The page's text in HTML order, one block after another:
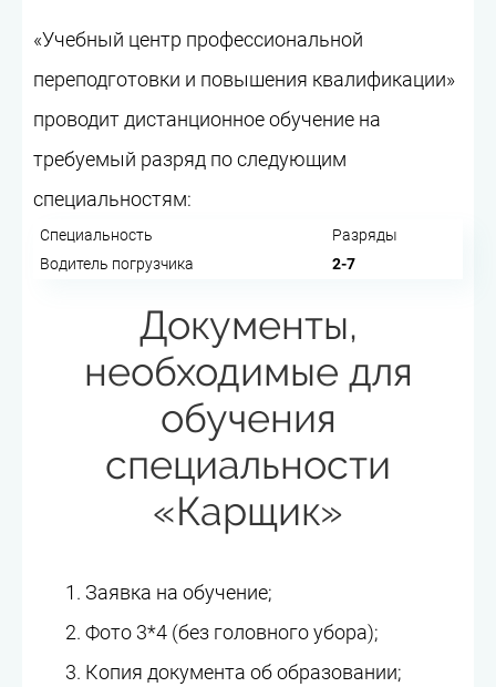
«Учебный центр профессиональной
переподготовки и повышения квалификации»
проводит дистанционное обучение на
требуемый разряд по следующим
специальностям:
Специальность
Разряды
Водитель погрузчика
2-7
Документы,
необходимые для
обучения
специальности
«Карщик»
Заявка на обучение;
Фото 3*4 (без головного убора);
Копия документа об образовании;